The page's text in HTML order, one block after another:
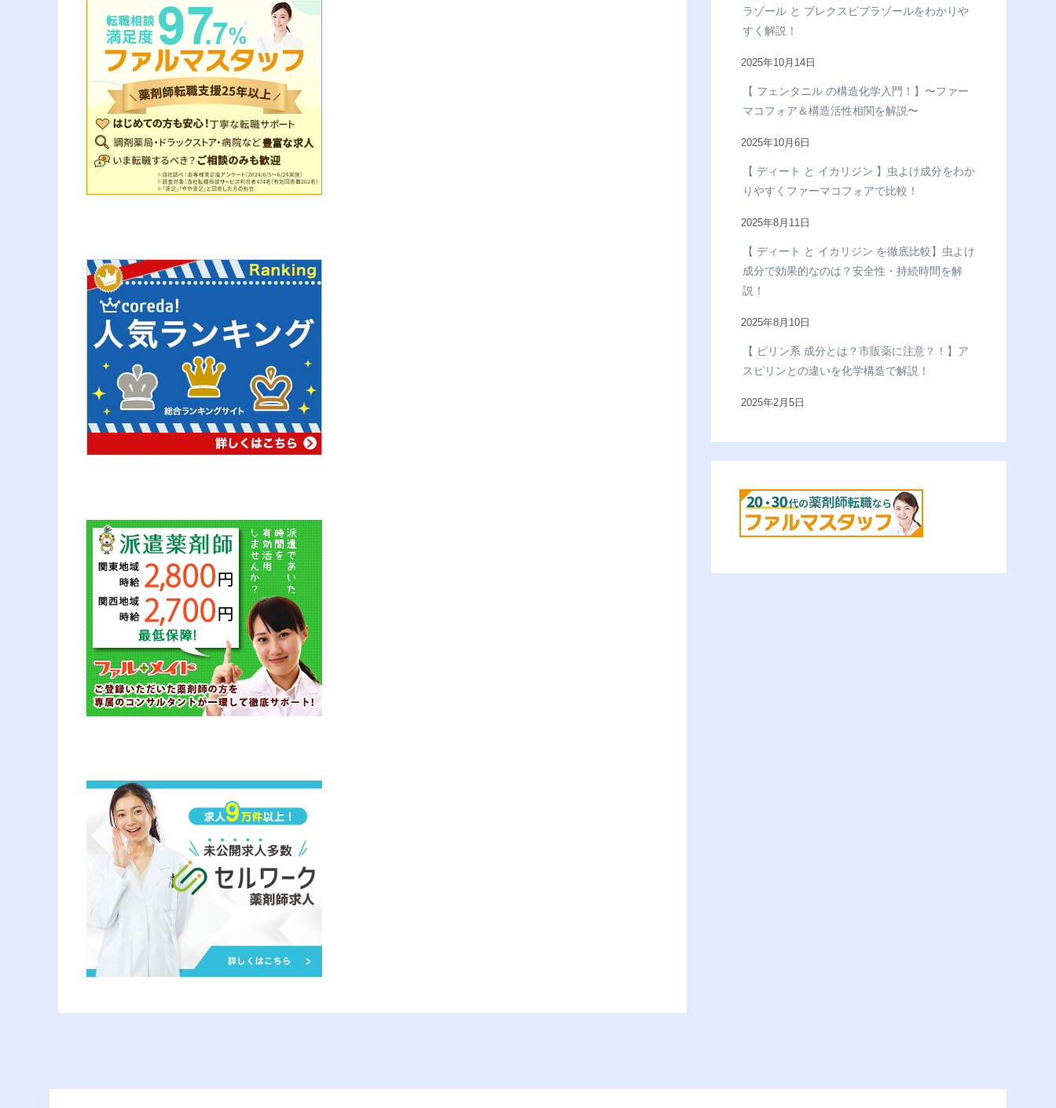
ラゾール と ブレクスピプラゾールをわかりや
すく解説！
2025年10月14日
【 フェンタニル の構造化学入門！】〜ファー
マコフォア＆構造活性相関を解説〜
2025年10月6日
【 ディート と イカリジン 】虫よけ成分をわか
りやすくファーマコフォアで比較！
2025年8月11日
【 ディート と イカリジン を徹底比較】虫よけ
成分で効果的なのは？安全性・持続時間を解
説！
2025年8月10日
【 ピリン系 成分とは？市販薬に注意？！】ア
スピリンとの違いを化学構造で解説！
2025年2月5日